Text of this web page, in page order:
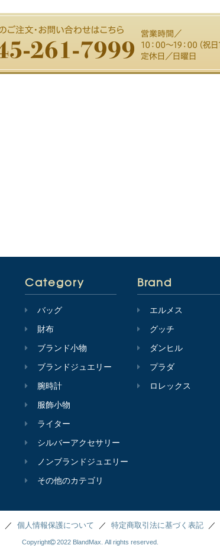
Brand
エルメス
グッチ
ダンヒル
プラダ
ロレックス
Category
バッグ
財布
ブランド小物
ブランドジュエリー
腕時計
服飾小物
ライター
シルバーアクセサリー
ノンブランドジュエリー
その他のカテゴリ
個人情報保護について 特定商取引法に基づく表記
Copyright 2022 BlandMax. All rights reserved.